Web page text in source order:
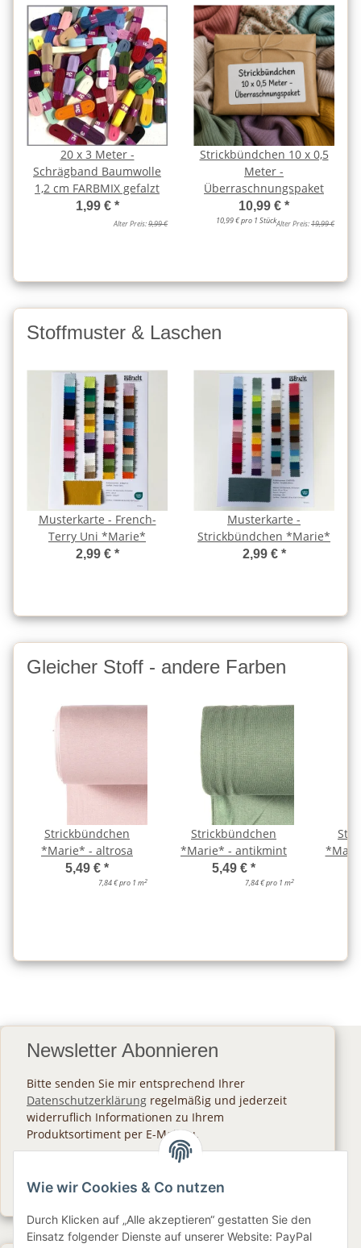
20 x 3 Meter -
Schrägband Baumwolle
1,2 cm FARBMIX gefalzt
1,99 € *
Alter Preis:9,99 €
Strickbündchen 10 x 0,5
Meter -
Überraschnungspaket
10,99 € *
10,99 € pro 1 StückAlter Preis:19,99 €
Stoffmuster & Laschen
Musterkarte - French-
Terry Uni *Marie*
2,99 € *
Musterkarte -
Strickbündchen *Marie*
2,99 € *
Gleicher Stoff - andere Farben
Strickbündchen
*Marie* - altrosa
5,49 € *
7,84 € pro 1 m2
Strickbündchen
*Marie* - antikmint
5,49 € *
7,84 € pro 1 m2
Newsletter Abonnieren
Bitte senden Sie mir entsprechend Ihrer
Datenschutzerklärung regelmäßig und jederzeit
widerruflich Informationen zu Ihrem
Produktsortiment per E-Mail zu.
Newsletter Abonnieren
Wie wir Cookies & Co nutzen
Durch Klicken auf „Alle akzeptieren“ gestatten Sie den
Einsatz folgender Dienste auf unserer Website: PayPal